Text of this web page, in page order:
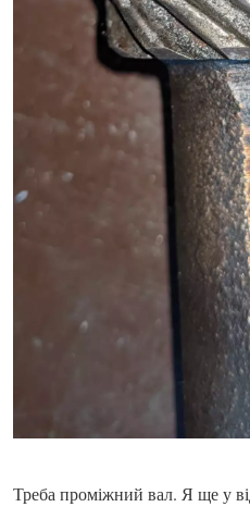
Треба проміжний вал. Я ще у